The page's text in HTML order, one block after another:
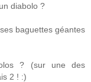
diabolo ?
baguettes géantes
? (sur une des
2 ! :)